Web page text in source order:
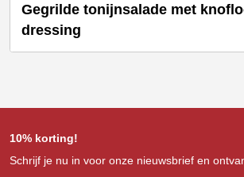
Gegrilde tonijnsalade met
dressing
10% korting!
Schrijf je nu in voor onze nieuwsbrief en